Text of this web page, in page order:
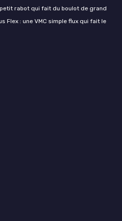
petit rabot qui fait du boulot de grand
Flex : une VMC simple flux qui fait le